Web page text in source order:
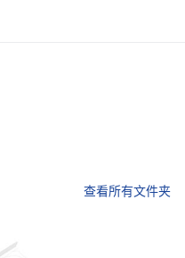
查看所有文件夹